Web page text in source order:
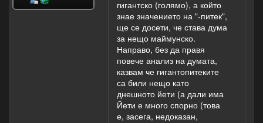
гигантско (голямо), а който
знае значението на "-питек",
ще се досети, че става дума
за нещо маймунско.
Направо, без да правя
повече анализ на думата,
казвам че гигантопитеките
са били нещо като
днешното йети (а дали има
Йети е много спорно (това
е, засега, недоказан,